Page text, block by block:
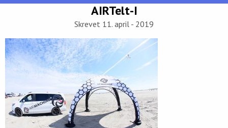
AIRTelt-I
Skrevet 11. april - 2019